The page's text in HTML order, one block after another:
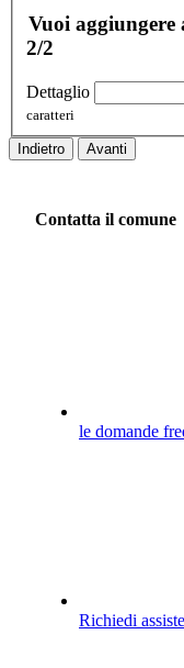
Vuoi
2/2
Dettaglio
caratteri
Indietro Avanti
Contatta il comune
le domande
Richiedi